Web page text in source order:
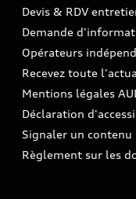
LLD
Action de Service
Audi Assistance
Campagne de rappel
Mise à jour logiciel
Espace actualités
Carrières
Espace Presse
Devis & RDV
Demande
Opérateurs
Recevez toute
Mentions légales
Déclaration
Signaler un
Règlement sur les